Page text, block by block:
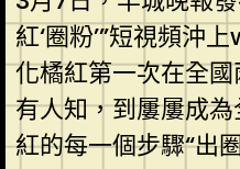
紅‘圈粉’”短視頻沖
化橘紅第一次在全
有人知，到屢屢成
紅的每一個步驟“出